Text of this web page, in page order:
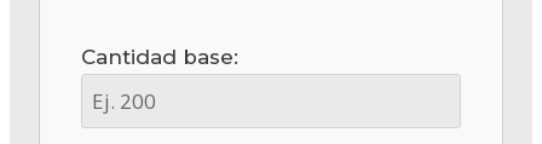
Cantidad base: